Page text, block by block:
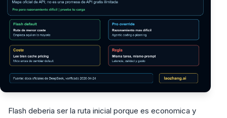
Flash deberia ser la ruta inicial porque es economica y